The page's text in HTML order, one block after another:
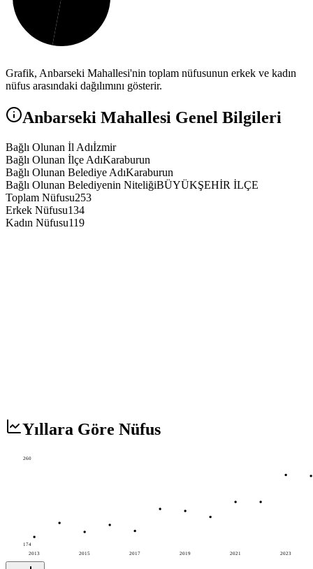
Grafik, Anbarseki Mahallesi'nin toplam nüfusunun erkek ve kadın
nüfus arasındaki dağılımını gösterir.
Anbarseki Mahallesi Genel Bilgileri
Bağlı Olunan İl Adıİzmir
Bağlı Olunan İlçe AdıKaraburun
Bağlı Olunan Belediye AdıKaraburun
Bağlı Olunan Belediyenin NiteliğiBÜYÜKŞEHİR İLÇE
Toplam Nüfusu253
Erkek Nüfusu134
Kadın Nüfusu119
Yıllara Göre Nüfus
2013 2015 2017 2019 2021 2023
260
174